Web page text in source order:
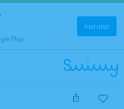
Play
Instalar